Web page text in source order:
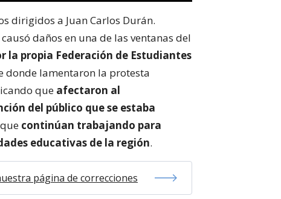
dirigidos a Juan Carlos Durán.
daños en una de las ventanas del
la propia Federación de Estudiantes
donde lamentaron la protesta
que afectaron al
del público que se estaba
continúan trabajando para
educativas de la región.
página de correcciones